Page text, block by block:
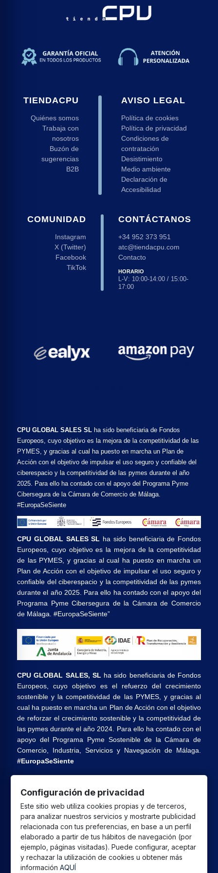
TIENDACPU
Quiénes somos
Trabaja con
nosotros
Buzón de
sugerencias
B2B
AVISO LEGAL
Política de cookies
Política de privacidad
Condiciones de
contratación
Desistimiento
Medio ambiente
Declaración de
Accesibilidad
COMUNIDAD
Instagram
X (Twitter)
Facebook
TikTok
CONTÁCTANOS
+34 952 373 951
atc@tiendacpu.com
Contacto
HORARIO
L-V: 10:00-14:00 / 15:00-
17:00
CPU GLOBAL SALES SL ha sido beneficiaria de Fondos
Europeos, cuyo objetivo es la mejora de la competitividad de las
PYMES, y gracias al cual ha puesto en marcha un Plan de
Acción con el objetivo de impulsar el uso seguro y confiable del
ciberespacio y la competitividad de las pymes durante el año
2025. Para ello ha contado con el apoyo del Programa Pyme
Cibersegura de la Cámara de Comercio de Málaga.
#EuropaSeSiente
CPU GLOBAL SALES SL ha sido beneficiaria de Fondos
Europeos, cuyo objetivo es la mejora de la competitividad
de las PYMES, y gracias al cual ha puesto en marcha un
Plan de Acción con el objetivo de impulsar el uso seguro y
confiable del ciberespacio y la competitividad de las pymes
durante el año 2025. Para ello ha contado con el apoyo del
Programa Pyme Cibersegura de la Cámara de Comercio
de Málaga. #EuropaSeSiente”
CPU GLOBAL SALES, SL ha sido beneficiaria de Fondos
Europeos, cuyo objetivo es el refuerzo del crecimiento
sostenible y la competitividad de las PYMES, y gracias al
cual ha puesto en marcha un Plan de Acción con el objetivo
de reforzar el crecimiento sostenible y la competitividad de
las pymes durante el año 2024. Para ello ha contado con el
apoyo del Programa Pyme Sostenible de la Cámara de
Comercio, Industria, Servicios y Navegación de Málaga.
#EuropaSeSiente
CPU GLOBAL SALES SL ha recibido una ayuda de la
Unión Europea con cargo al Programa FEDER Andalucía
2021-2027 destinada a mejorar la competitividad y la
digitalización del sector comercial y artesano en Andalucía,
cuyo objetivo principal es la realización de proyectos para
el fomento del crecimiento y consolidación de pymes
comerciales y artesanas.
Gaming
Configuración de privacidad
Este sitio web utiliza cookies propias y de terceros,
para analizar nuestros servicios y mostrarte publicidad
relacionada con tus preferencias, en base a un perfil
elaborado a partir de tus hábitos de navegación (por
ejemplo, páginas visitadas). Puede configurar, aceptar
y rechazar la utilización de cookies u obtener más
informaciónAQUÍ